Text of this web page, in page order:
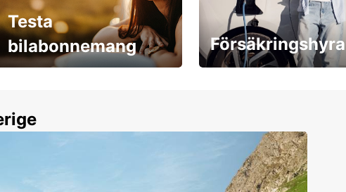
Testa
bilabonnemang
Försäkringshyra